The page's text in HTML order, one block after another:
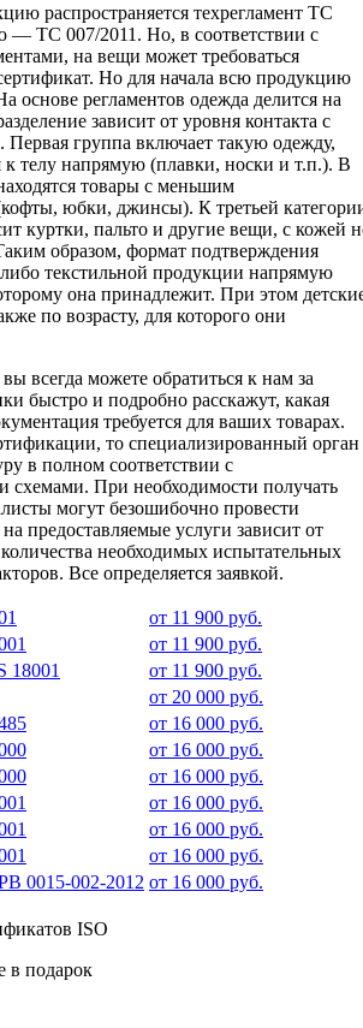
распространяется техрегламент ТС
— ТС 007/2011. Но, в соответствии с
на вещи может требоваться
Но для начала всю продукцию
основе регламентов одежда делится на
зависит от уровня контакта с
Первая группа включает такую одежду,
к телу напрямую (плавки, носки и т.п.). В
товары с меньшим
юбки, джинсы). К третьей
куртки, пальто и другие вещи, с кожей
образом, формат подтверждения
либо текстильной продукции напрямую
она принадлежит. При этом
по возрасту, для которого они
всегда можете обратиться к нам за
быстро и подробно расскажут, какая
требуется для ваших товарах.
то специализированный орган
в полном соответствии с
схемами. При необходимости получать
могут безошибочно провести
предоставляемые услуги зависит от
необходимых испытательных
Все определяется заявкой.
от 11 900 руб.
от 11 900 руб.
18001
от 11 900 руб.
от 20 000 руб.
от 16 000 руб.
от 16 000 руб.
от 16 000 руб.
от 16 000 руб.
от 16 000 руб.
от 16 000 руб.
0015-002-2012 от 16 000 руб.
ISO
в подарок